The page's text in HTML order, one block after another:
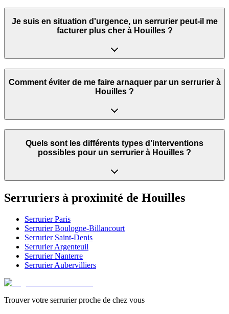
Je suis en situation d'urgence, un serrurier peut‑il me
facturer plus cher à Houilles ?
Comment éviter de me faire arnaquer par un serrurier à
Houilles ?
Quels sont les différents types d’interventions
possibles pour un serrurier à Houilles ?
Serruriers à proximité de Houilles
SerrurierParis
SerrurierBoulogne-Billancourt
Serrurier Saint-Denis
SerrurierArgenteuil
SerrurierNanterre
SerrurierAubervilliers
Trouver votre serrurier proche de chez vous